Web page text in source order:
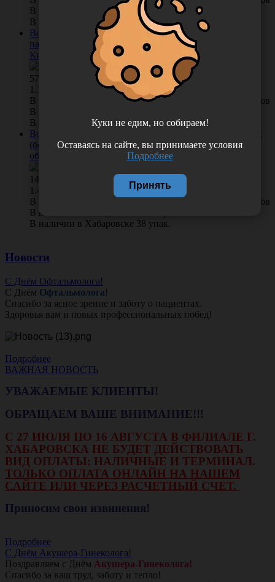
В наличии во Владивостоке 9 упак.
В наличии в Хабаровске 22 упак.
Воротничок бумажный перфорированный для
парикмахерских работ (Люкс), 5*100 шт/упаковка,
Китай 603-330
576.00
1.15 руб. шт
0 отзывов
В КОРЗИНУ
В наличии во Владивостоке 7 упак.
В наличии в Хабаровске 4 упак.
Воротничок 7*40 см, из нетканого материала спанлейс
(белый), 100 шт/упаковка, Россия (Акционерное
общество "Чистовье") 00-662
144.00
1.44 руб. шт
0 отзывов
В КОРЗИНУ
В наличии во Владивостоке 38 упак.
В наличии в Хабаровске 38 упак.
Новости
С Днём Офтальмолога!
С Днём Офтальмолога!
Спасибо за ясное зрение и заботу о пациентах.
Здоровья вам и новых профессиональных побед!
Подробнее
ВАЖНАЯ НОВОСТЬ
УВАЖАЕМЫЕ КЛИЕНТЫ!
ОБРАЩАЕМ ВАШЕ ВНИМАНИЕ!!!
С 27 ИЮЛЯ ПО 16 АВГУСТА В ФИЛИАЛЕ Г.
ХАБАРОВСКА НЕ БУДЕТ ДЕЙСТВОВАТЬ
ВИД ОПЛАТЫ: НАЛИЧНЫЕ И ТЕРМИНАЛ.
ТОЛЬКО ОПЛАТА ОНЛАЙН НА НАШЕМ
САЙТЕ ИЛИ ЧЕРЕЗ РАСЧЕТНЫЙ СЧЕТ.
Приносим свои извинения!
Подробнее
С Днём Акушера-Гинеколога!
Поздравляем с Днём Акушера-Гинеколога!
Спасибо за ваш труд, заботу и тепло!
Куки не едим, но собираем!
Оставаясь на сайте, вы принимаете условия
Подробнее
Принять